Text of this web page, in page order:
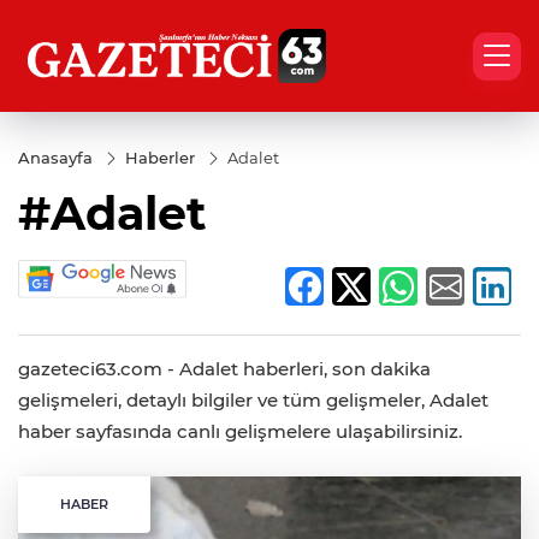
Anasayfa Haberler Adalet
#Adalet
gazeteci63.com - Adalet haberleri, son dakika
gelişmeleri, detaylı bilgiler ve tüm gelişmeler, Adalet
haber sayfasında canlı gelişmelere ulaşabilirsiniz.
HABER